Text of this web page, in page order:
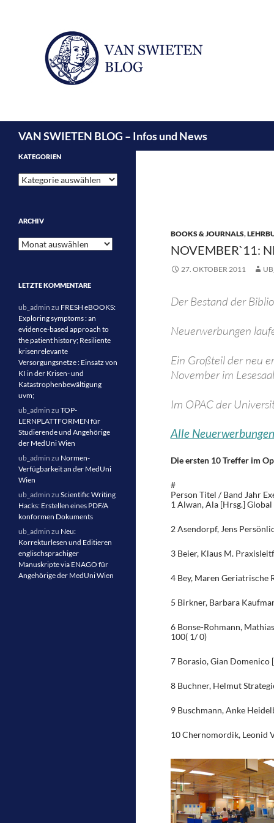
VAN SWIETEN BLOG – Infos und News
BOOKS & JOURNALS,
NOVEMBER`11:
27. OKTOBER 2011
Der Bestand der
Neuerwerbungen
Ein Großteil der neu
November im
Im OPAC der
Alle
Die ersten 10 Treffer im
#
Person Titel / Band Jahr
1 Alwan, Ala [Hrsg.]
2 Asendorpf, Jens
3 Beier, Klaus M.
4 Bey, Maren Geriatrische
5 Birkner, Barbara
6 Bonse-Rohmann,
100( 1/ 0)
7 Borasio, Gian Domenico
8 Buchner, Helmut
9 Buschmann, Anke
10 Chernomordik, Leonid
KATEGORIEN
Kategorien
ARCHIV
Archiv
LETZTE KOMMENTARE
ub_admin zu FRESH eBOOKS:
Exploring symptoms : an
evidence-based approach to
the patient history; Resiliente
krisenrelevante
Versorgungsnetze : Einsatz von
KI in der Krisen- und
Katastrophenbewältigung
uvm;
ub_admin zu TOP-
LERNPLATTFORMEN für
Studierende und Angehörige
der MedUni Wien
ub_admin zu Normen-
Verfügbarkeit an der MedUni
Wien
ub_admin zu Scientific Writing
Hacks: Erstellen eines PDF/A
konformen Dokuments
ub_admin zu Neu:
Korrekturlesen und Editieren
englischsprachiger
Manuskripte via ENAGO für
Angehörige der MedUni Wien